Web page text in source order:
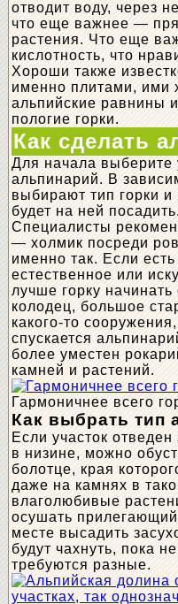
отводит воду, через
что еще важнее —
растения. Что еще
кислотность, что
Хороши также
именно плитами, ими
альпийские равнины
пологие горки.
Как сделать
Для начала выберите
альпинарий. В
выбирают тип горки
будет на ней посадить.
Специалисты
— холмик посреди
именно так. Если
естественное или
лучше горку
колодец, большое
какого-то
спускается
более уместен
камней и растений.
Гармоничнее всего
Как выбрать тип
Если участок
в низине, можно
болотце, края
даже на камнях в
влаголюбивые
осушать
месте высадить
будут чахнуть, пока
требуются разные.